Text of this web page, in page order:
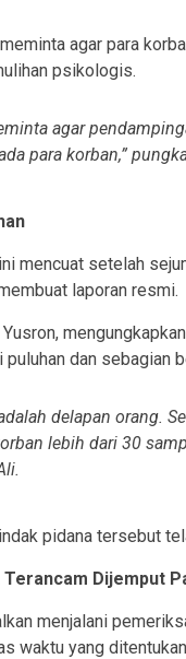
agar para
psikologis.
agar
para korban,”
mencuat setelah
laporan resmi.
dan sebagian
delapan orang.
lebih dari 30
pidana tersebut
Dijemput
menjalani
waktu yang